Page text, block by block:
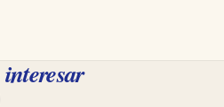
interesar